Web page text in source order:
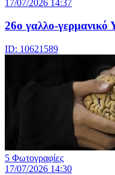
17/07/2026 14:37
26ο γαλλο-γερμανικό
ID: 10621589
5 Φωτογραφίες
17/07/2026 14:30